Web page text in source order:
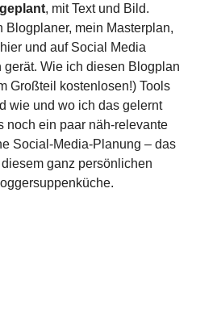
, mit Text und Bild.
Blogplaner, mein Masterplan,
und auf Social Media
gerät. Wie ich diesen Blogplan
Großteil kostenlosen!) Tools
wie und wo ich das gelernt
noch ein paar näh-relevante
Social-Media-Planung – das
ganz persönlichen